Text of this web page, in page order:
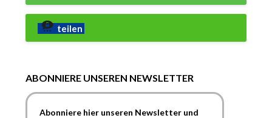
teilen
ABONNIERE UNSEREN NEWSLETTER
Abonniere hier unseren Newsletter und